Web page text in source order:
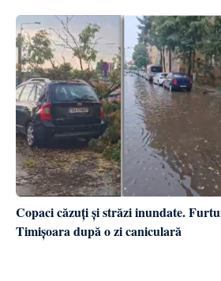
Copaci căzuți și străzi inundate.
Timișoara după o zi caniculară